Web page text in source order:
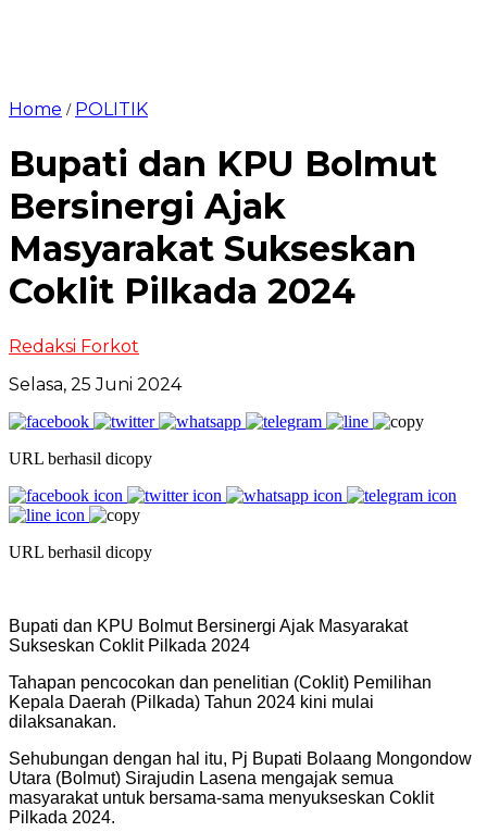
Home / POLITIK
Bupati dan KPU Bolmut
Bersinergi Ajak
Masyarakat Sukseskan
Coklit Pilkada 2024
Redaksi Forkot
Selasa, 25 Juni 2024
URL berhasil dicopy
URL berhasil dicopy
Bupati dan KPU Bolmut Bersinergi Ajak Masyarakat
Sukseskan Coklit Pilkada 2024
Tahapan pencocokan dan penelitian (Coklit) Pemilihan
Kepala Daerah (Pilkada) Tahun 2024 kini mulai
dilaksanakan.
Sehubungan dengan hal itu, Pj Bupati Bolaang Mongondow
Utara (Bolmut) Sirajudin Lasena mengajak semua
masyarakat untuk bersama-sama menyukseskan Coklit
Pilkada 2024.